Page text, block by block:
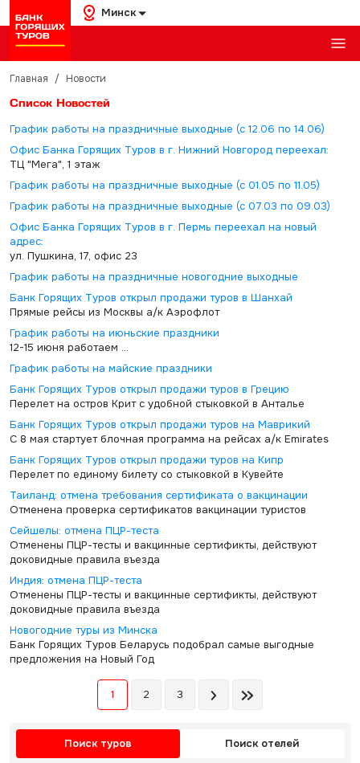
Минск
Главная / Новости
Список Новостей
График работы на праздничные выходные (с 12.06 по 14.06)
Офис Банка Горящих Туров в г. Нижний Новгород переехал:
ТЦ "Мега", 1 этаж
График работы на праздничные выходные (с 01.05 по 11.05)
График работы на праздничные выходные (с 07.03 по 09.03)
Офис Банка Горящих Туров в г. Пермь переехал на новый
адрес:
ул. Пушкина, 17, офис 23
График работы на праздничные новогодние выходные
Банк Горящих Туров открыл продажи туров в Шанхай
Прямые рейсы из Москвы а/к Аэрофлот
График работы на июньские праздники
12-15 июня работаем ...
График работы на майские праздники
Банк Горящих Туров открыл продажи туров в Грецию
Перелет на остров Крит с удобной стыковкой в Анталье
Банк Горящих Туров открыл продажи туров на Маврикий
С 8 мая стартует блочная программа на рейсах а/к Emirates
Банк Горящих Туров открыл продажи туров на Кипр
Перелет по единому билету со стыковкой в Кувейте
Таиланд: отмена требования сертификата о вакцинации
Отменена проверка сертификатов вакцинации туристов
Сейшелы: отмена ПЦР-теста
Отменены ПЦР-тесты и вакцинные сертификты, действуют
доковидные правила въезда
Индия: отмена ПЦР-теста
Отменены ПЦР-тесты и вакцинные сертификты, действуют
доковидные правила въезда
Новогодние туры из Минска
Банк Горящих Туров Беларусь подобрал самые выгодные
предложения на Новый Год
1 2 3
Поиск туров Поиск отелей